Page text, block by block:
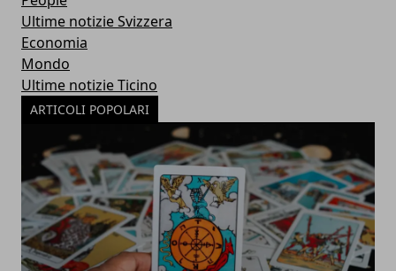
Ultime notizie Svizzera
Economia
Mondo
Ultime notizie Ticino
ARTICOLI POPOLARI